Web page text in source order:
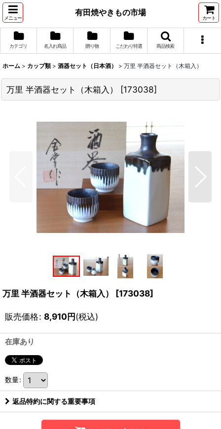
メニュー
有田焼やきもの市場
カート
カテゴリ 名入れ商品 贈り物 こだわり特選 商品検索
ホーム > カップ類 > 酒器セット（日本酒） > 万里 半酒器セット（木箱入）
万里 半酒器セット（木箱入） [173038]
万里 半酒器セット（木箱入） [173038]
販売価格: 8,910円(税込)
在庫あり
数量:
返品特約に関する重要事項